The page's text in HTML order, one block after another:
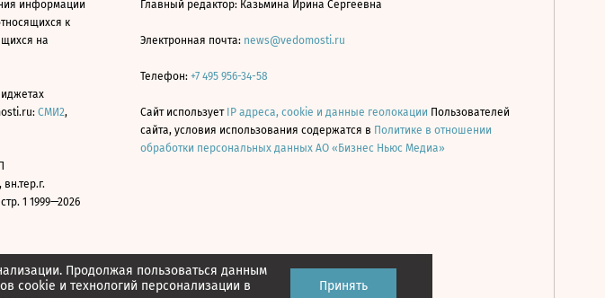
Продолжая пользоваться данным
cookie и технологий персонализации в
Принять
информации
к
на
СМИ2,
вн.тер.г.
1 1999—2026
Главный редактор: Казьмина Ирина Сергеевна
Электронная почта: news@vedomosti.ru
Телефон: +7 495 956-34-58
Сайт использует IP адреса, cookie и данные геолокации Пользователей
сайта, условия использования содержатся в Политике в отношении
обработки персональных данных АО «Бизнес Ньюс Медиа»